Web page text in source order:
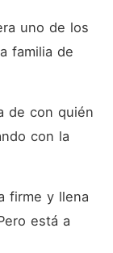
uno de los
familia de
con la
está a